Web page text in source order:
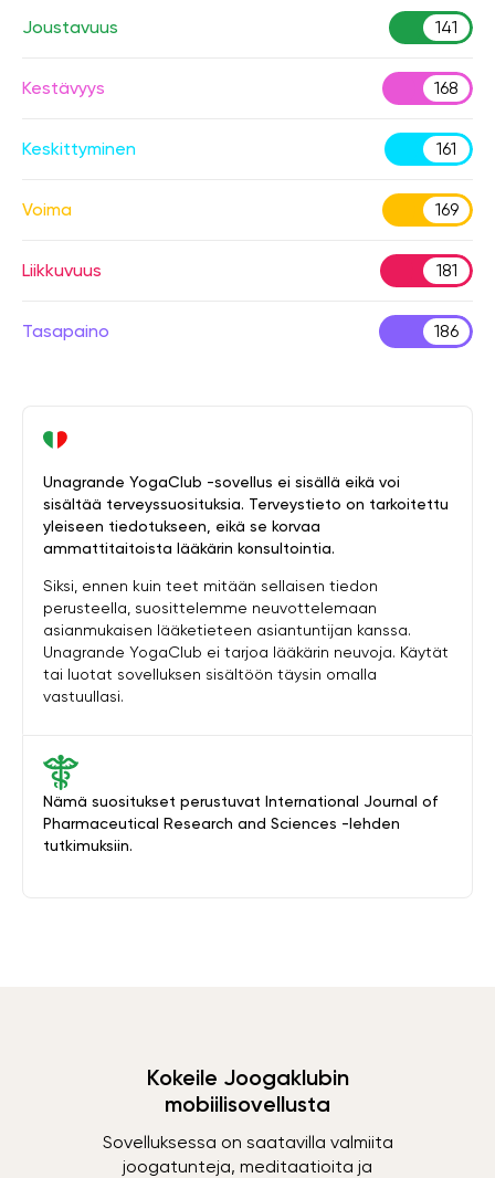
Joustavuus 141
Kestävyys 168
Keskittyminen 161
Voima 169
Liikkuvuus 181
Tasapaino 186
Nämä suositukset perustuvat International Journal of
Pharmaceutical Research and Sciences -lehden
tutkimuksiin.
Unagrande YogaClub -sovellus ei sisällä eikä voi
sisältää terveyssuosituksia. Terveystieto on tarkoitettu
yleiseen tiedotukseen, eikä se korvaa
ammattitaitoista lääkärin konsultointia.
Siksi, ennen kuin teet mitään sellaisen tiedon
perusteella, suosittelemme neuvottelemaan
asianmukaisen lääketieteen asiantuntijan kanssa.
Unagrande YogaClub ei tarjoa lääkärin neuvoja. Käytät
tai luotat sovelluksen sisältöön täysin omalla
vastuullasi.
Kokeile Joogaklubin
mobiilisovellusta
Sovelluksessa on saatavilla valmiita
joogatunteja, meditaatioita ja